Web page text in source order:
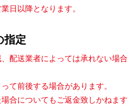
日以降となります。
指定
配送業者によっては承れない場合
て前後する場合があります。
合についてもご返金致しかねます